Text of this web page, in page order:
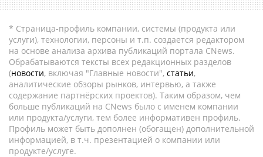
* Страница-профиль компании, системы (продукта или
услуги), технологии, персоны и т.п. создается редактором
на основе анализа архива публикаций портала CNews.
Обрабатываются тексты всех редакционных разделов
(новости, включая "Главные новости", статьи,
аналитические обзоры рынков, интервью, а также
содержание партнёрских проектов). Таким образом, чем
больше публикаций на CNews было с именем компании
или продукта/услуги, тем более информативен профиль.
Профиль может быть дополнен (обогащен) дополнительной
информацией, в т.ч. презентацией о компании или
продукте/услуге.